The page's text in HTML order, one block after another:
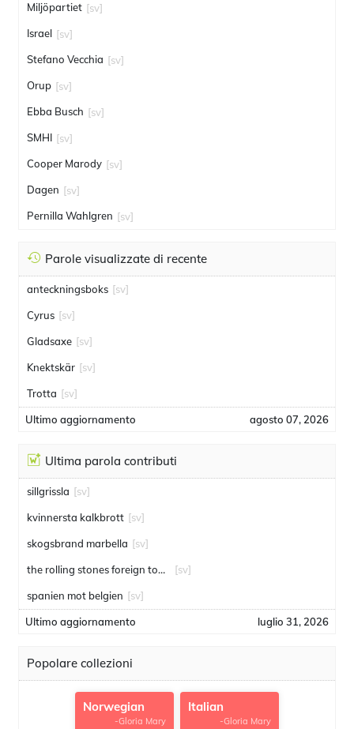
Miljöpartiet [sv]
Israel [sv]
Stefano Vecchia [sv]
Orup [sv]
Ebba Busch [sv]
SMHI [sv]
Cooper Marody [sv]
Dagen [sv]
Pernilla Wahlgren [sv]
Parole visualizzate di recente
anteckningsboks [sv]
Cyrus [sv]
Gladsaxe [sv]
Knektskär [sv]
Trotta [sv]
Ultimo aggiornamento agosto 07, 2026
Ultima parola contributi
sillgrissla [sv]
kvinnersta kalkbrott [sv]
skogsbrand marbella [sv]
the rolling stones foreign tongues [sv]
spanien mot belgien [sv]
Ultimo aggiornamento luglio 31, 2026
Popolare collezioni
Norwegian
-Gloria Mary
Italian
-Gloria Mary